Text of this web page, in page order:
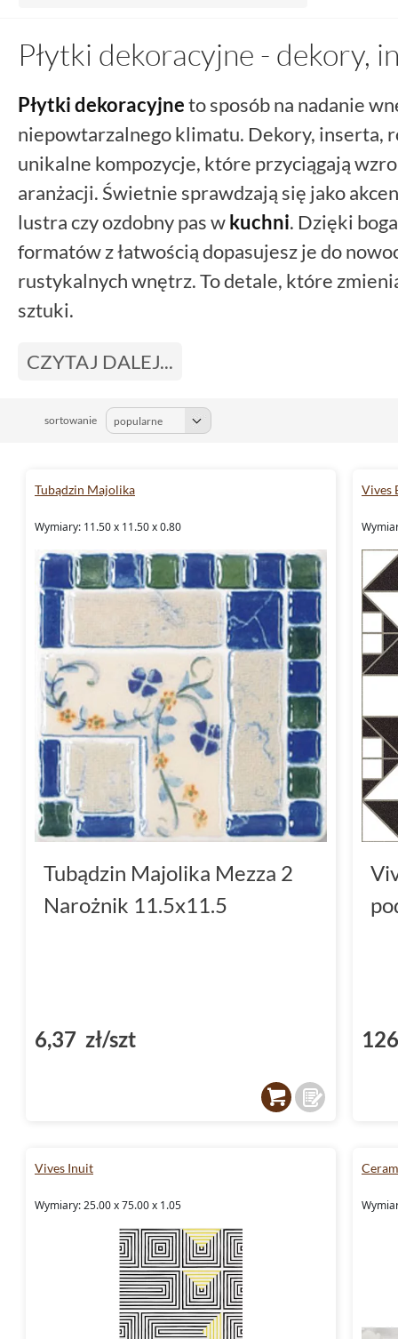
Płytki dekoracyjne - dekory,
Płytki dekoracyjneto sposób na nadanie
niepowtarzalnego klimatu. Dekory, inserta,
unikalne kompozycje, które przyciągają
aranżacji. Świetnie sprawdzają się jako
lustra czy ozdobny pas wkuchni. Dzięki
formatów z łatwością dopasujesz je do
rustykalnych wnętrz. To detale, które
sztuki.
CZYTAJ DALEJ...
sortowanie
Tubądzin Majolika
Wymiary: 11.50 x 11.50 x 0.80
Tubądzin Majolika Mezza 2
Narożnik 11.5x11.5
6,37 zł/szt
Vives
Vives Inuit
Wymiary: 25.00 x 75.00 x 1.05